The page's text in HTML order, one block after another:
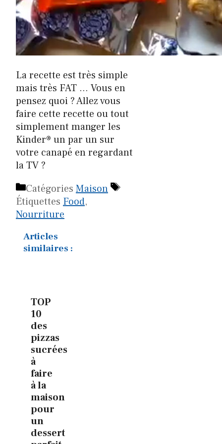
La recette est très simple
mais très FAT … Vous en
pensez quoi ? Allez vous
faire cette recette ou tout
simplement manger les
Kinder® un par un sur
votre canapé en regardant
la TV ?
Catégories Maison
Étiquettes Food,
Nourriture
Articles
similaires :
TOP
10
des
pizzas
sucrées
à
faire
à la
maison
pour
un
dessert